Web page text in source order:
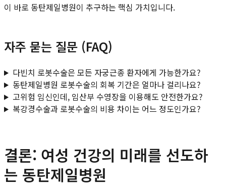
이 바로 동탄제일병원이 추구하는 핵심 가치입니다.
자주 묻는 질문 (FAQ)
다빈치 로봇수술은 모든 자궁근종 환자에게 가능한가요?
동탄제일병원 로봇수술의 회복 기간은 얼마나 걸리나요?
고위험 임신인데, 임산부 수영장을 이용해도 안전한가요?
복강경수술과 로봇수술의 비용 차이는 어느 정도인가요?
결론: 여성 건강의 미래를 선도하
는 동탄제일병원